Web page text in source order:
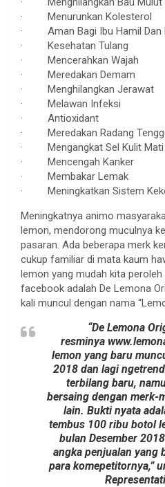
· Menurunkan Kolesterol
· Aman Bagi Ibu Hamil Dan
· Kesehatan Tulang
· Mencerahkan Wajah
· Meredakan Demam
· Menghilangkan Jerawat
· Melawan Infeksi
· Antioxidant
· Meredakan Radang
· Mengangkat Sel Kulit Mati
· Mencengah Kanker
· Membakar Lemak
· Meningkatkan Sistem
Meningkatnya animo
lemon, mendorong muculnya
pasaran. Ada beberapa merk
cukup familiar di mata kaum
lemon yang mudah kita
facebook adalah De Lemona
kali muncul dengan nama
“De Lemona
resminya
lemon yang baru
2018 dan lagi
terbilang baru,
bersaing dengan merk-
lain. Bukti nyata
tembus 100 ribu botol
bulan Desember
angka penjualan yang
para komepetitornya,”